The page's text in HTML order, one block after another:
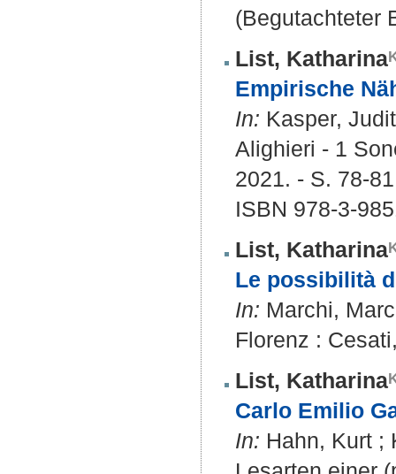
(Begutachteter
List, Katharina
Empirische
In: Kasper,
Alighieri - 1
2021. - S. 78-81
ISBN 978-3-
List, Katharina
Le possibilità
In: Marchi,
Florenz :
List, Katharina
Carlo Emilio
In: Hahn, Kurt ;